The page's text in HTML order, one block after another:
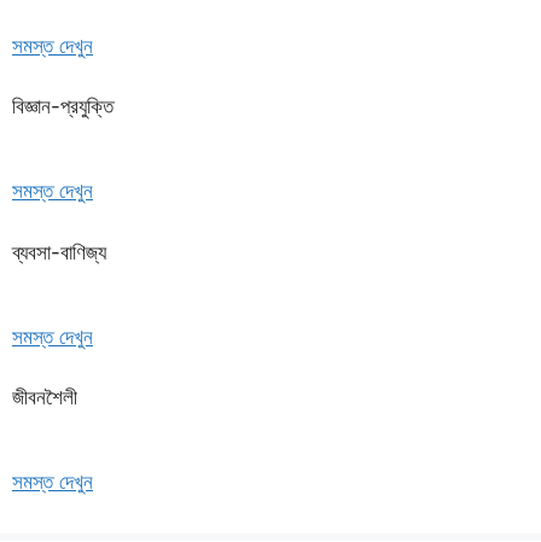
সমস্ত দেখুন
বিজ্ঞান-প্রযুক্তি
সমস্ত দেখুন
ব্যবসা-বাণিজ্য
সমস্ত দেখুন
জীবনশৈলী
সমস্ত দেখুন